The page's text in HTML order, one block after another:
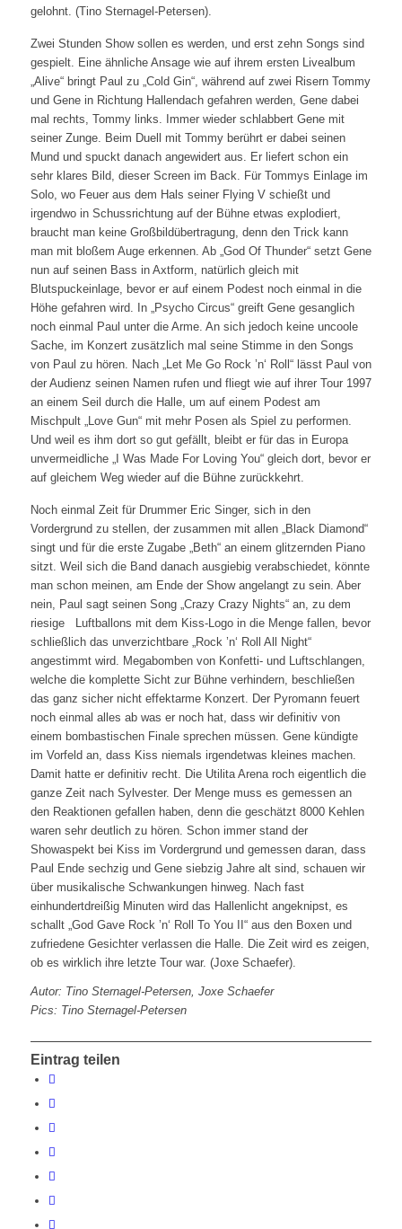
gelohnt. (Tino Sternagel-Petersen).
Zwei Stunden Show sollen es werden, und erst zehn Songs sind
gespielt. Eine ähnliche Ansage wie auf ihrem ersten Livealbum
„Alive“ bringt Paul zu „Cold Gin“, während auf zwei Risern Tommy
und Gene in Richtung Hallendach gefahren werden, Gene dabei
mal rechts, Tommy links. Immer wieder schlabbert Gene mit
seiner Zunge. Beim Duell mit Tommy berührt er dabei seinen
Mund und spuckt danach angewidert aus. Er liefert schon ein
sehr klares Bild, dieser Screen im Back. Für Tommys Einlage im
Solo, wo Feuer aus dem Hals seiner Flying V schießt und
irgendwo in Schussrichtung auf der Bühne etwas explodiert,
braucht man keine Großbildübertragung, denn den Trick kann
man mit bloßem Auge erkennen. Ab „God Of Thunder“ setzt Gene
nun auf seinen Bass in Axtform, natürlich gleich mit
Blutspuckeinlage, bevor er auf einem Podest noch einmal in die
Höhe gefahren wird. In „Psycho Circus“ greift Gene gesanglich
noch einmal Paul unter die Arme. An sich jedoch keine uncoole
Sache, im Konzert zusätzlich mal seine Stimme in den Songs
von Paul zu hören. Nach „Let Me Go Rock ’n‘ Roll“ lässt Paul von
der Audienz seinen Namen rufen und fliegt wie auf ihrer Tour 1997
an einem Seil durch die Halle, um auf einem Podest am
Mischpult „Love Gun“ mit mehr Posen als Spiel zu performen.
Und weil es ihm dort so gut gefällt, bleibt er für das in Europa
unvermeidliche „I Was Made For Loving You“ gleich dort, bevor er
auf gleichem Weg wieder auf die Bühne zurückkehrt.
Noch einmal Zeit für Drummer Eric Singer, sich in den
Vordergrund zu stellen, der zusammen mit allen „Black Diamond“
singt und für die erste Zugabe „Beth“ an einem glitzernden Piano
sitzt. Weil sich die Band danach ausgiebig verabschiedet, könnte
man schon meinen, am Ende der Show angelangt zu sein. Aber
nein, Paul sagt seinen Song „Crazy Crazy Nights“ an, zu dem
riesige Luftballons mit dem Kiss-Logo in die Menge fallen, bevor
schließlich das unverzichtbare „Rock ’n‘ Roll All Night“
angestimmt wird. Megabomben von Konfetti- und Luftschlangen,
welche die komplette Sicht zur Bühne verhindern, beschließen
das ganz sicher nicht effektarme Konzert. Der Pyromann feuert
noch einmal alles ab was er noch hat, dass wir definitiv von
einem bombastischen Finale sprechen müssen. Gene kündigte
im Vorfeld an, dass Kiss niemals irgendetwas kleines machen.
Damit hatte er definitiv recht. Die Utilita Arena roch eigentlich die
ganze Zeit nach Sylvester. Der Menge muss es gemessen an
den Reaktionen gefallen haben, denn die geschätzt 8000 Kehlen
waren sehr deutlich zu hören. Schon immer stand der
Showaspekt bei Kiss im Vordergrund und gemessen daran, dass
Paul Ende sechzig und Gene siebzig Jahre alt sind, schauen wir
über musikalische Schwankungen hinweg. Nach fast
einhundertdreißig Minuten wird das Hallenlicht angeknipst, es
schallt „God Gave Rock ’n‘ Roll To You II“ aus den Boxen und
zufriedene Gesichter verlassen die Halle. Die Zeit wird es zeigen,
ob es wirklich ihre letzte Tour war. (Joxe Schaefer).
Autor: Tino Sternagel-Petersen, Joxe Schaefer
Pics: Tino Sternagel-Petersen
Eintrag teilen